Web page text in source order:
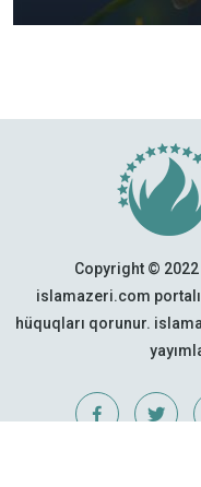
Copyright ©
islamazeri.com
hüquqları qorunur.